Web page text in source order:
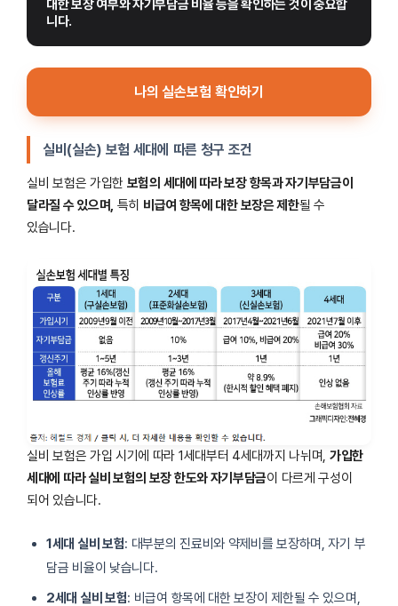
대한 보장 여부와 자기부담금 비율 등을 확인하는 것이 중요합
니다.
나의 실손보험 확인하기
실비(실손) 보험 세대에 따른 청구 조건
실비 보험은 가입한 보험의 세대에 따라 보장 항목과 자기부담금이
달라질 수 있으며, 특히 비급여 항목에 대한 보장은 제한될 수
있습니다.
실비 보험은 가입 시기에 따라 1세대부터 4세대까지 나뉘며, 가입한
세대에 따라 실비 보험의 보장 한도와 자기부담금이 다르게 구성이
되어 있습니다.
1세대 실비 보험: 대부분의 진료비와 약제비를 보장하며, 자기 부
담금 비율이 낮습니다.
2세대 실비 보험: 비급여 항목에 대한 보장이 제한될 수 있으며,